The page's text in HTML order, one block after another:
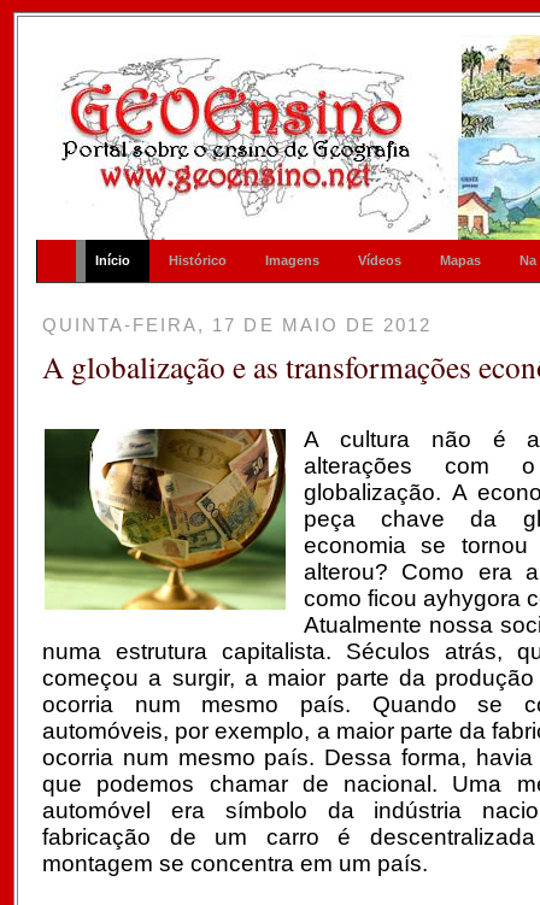
Início Histórico Imagens Vídeos Mapas Na
QUINTA-FEIRA, 17 DE MAIO DE 2012
A globalização e as transformações
A cultura não é
alterações com
globalização. A
peça chave da
economia se
alterou? Como era
como ficou ayhygora
Atualmente nossa
numa estrutura capitalista. Séculos atrás,
começou a surgir, a maior parte da
ocorria num mesmo país. Quando se
automóveis, por exemplo, a maior parte da
ocorria num mesmo país. Dessa forma,
que podemos chamar de nacional. Uma
automóvel era símbolo da indústria
fabricação de um carro é
montagem se concentra em um país.